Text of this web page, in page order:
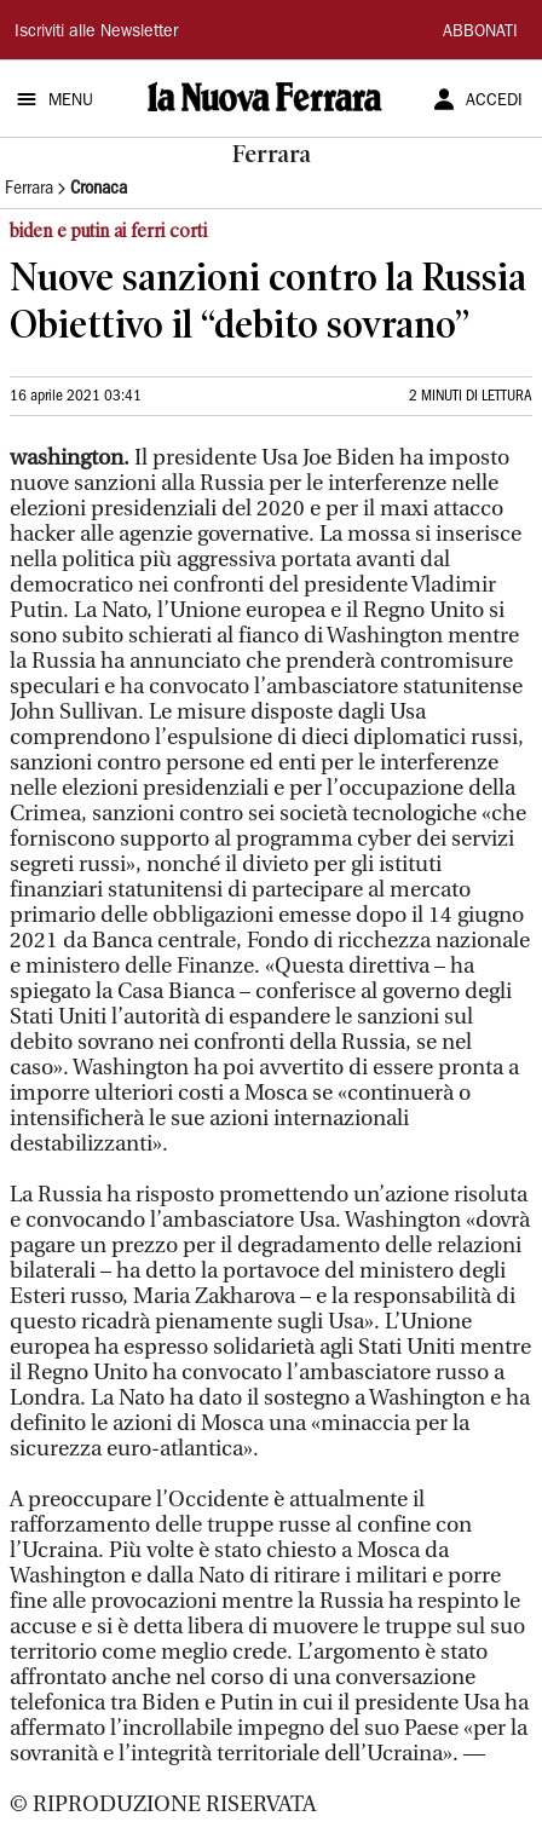
La
Nuova
Ferrara
Iscriviti alle Newsletter ABBONATI
MENU ACCEDI
Ferrara
Ferrara Cronaca
biden e putin ai ferri corti
Nuove sanzioni contro la Russia
Obiettivo il “debito sovrano”
16 aprile 2021 03:41 2 MINUTI DI LETTURA
washington.Il presidente Usa Joe Biden ha imposto
nuove sanzioni alla Russia per le interferenze nelle
elezioni presidenziali del 2020 e per il maxi attacco
hacker alle agenzie governative. La mossa si inserisce
nella politica più aggressiva portata avanti dal
democratico nei confronti del presidente Vladimir
Putin. La Nato, l’Unione europea e il Regno Unito si
sono subito schierati al fianco di Washington mentre
la Russia ha annunciato che prenderà contromisure
speculari e ha convocato l’ambasciatore statunitense
John Sullivan. Le misure disposte dagli Usa
comprendono l’espulsione di dieci diplomatici russi,
sanzioni contro persone ed enti per le interferenze
nelle elezioni presidenziali e per l’occupazione della
Crimea, sanzioni contro sei società tecnologiche «che
forniscono supporto al programma cyber dei servizi
segreti russi», nonché il divieto per gli istituti
finanziari statunitensi di partecipare al mercato
primario delle obbligazioni emesse dopo il 14 giugno
2021 da Banca centrale, Fondo di ricchezza nazionale
e ministero delle Finanze. «Questa direttiva – ha
spiegato la Casa Bianca – conferisce al governo degli
Stati Uniti l’autorità di espandere le sanzioni sul
debito sovrano nei confronti della Russia, se nel
caso». Washington ha poi avvertito di essere pronta a
imporre ulteriori costi a Mosca se «continuerà o
intensificherà le sue azioni internazionali
destabilizzanti».
La Russia ha risposto promettendo un’azione risoluta
e convocando l’ambasciatore Usa. Washington «dovrà
pagare un prezzo per il degradamento delle relazioni
bilaterali – ha detto la portavoce del ministero degli
Esteri russo, Maria Zakharova – e la responsabilità di
questo ricadrà pienamente sugli Usa». L’Unione
europea ha espresso solidarietà agli Stati Uniti mentre
il Regno Unito ha convocato l’ambasciatore russo a
Londra. La Nato ha dato il sostegno a Washington e ha
definito le azioni di Mosca una «minaccia per la
sicurezza euro-atlantica».
A preoccupare l’Occidente è attualmente il
rafforzamento delle truppe russe al confine con
l’Ucraina. Più volte è stato chiesto a Mosca da
Washington e dalla Nato di ritirare i militari e porre
fine alle provocazioni mentre la Russia ha respinto le
accuse e si è detta libera di muovere le truppe sul suo
territorio come meglio crede. L’argomento è stato
affrontato anche nel corso di una conversazione
telefonica tra Biden e Putin in cui il presidente Usa ha
affermato l’incrollabile impegno del suo Paese «per la
sovranità e l’integrità territoriale dell’Ucraina». —
© RIPRODUZIONE RISERVATA